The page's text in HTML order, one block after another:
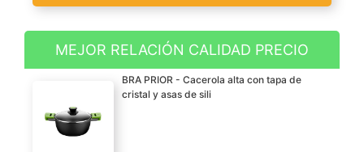
Aluminio fundido
Apta para todo tipo de
cocinas, incluido
inducción
MEJOR RELACIÓN CALIDAD PRECIO
BRA PRIOR - Cacerola alta con tapa de
cristal y asas de sili